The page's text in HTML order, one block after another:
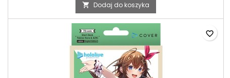
 Dodaj do koszyka
favorite_border